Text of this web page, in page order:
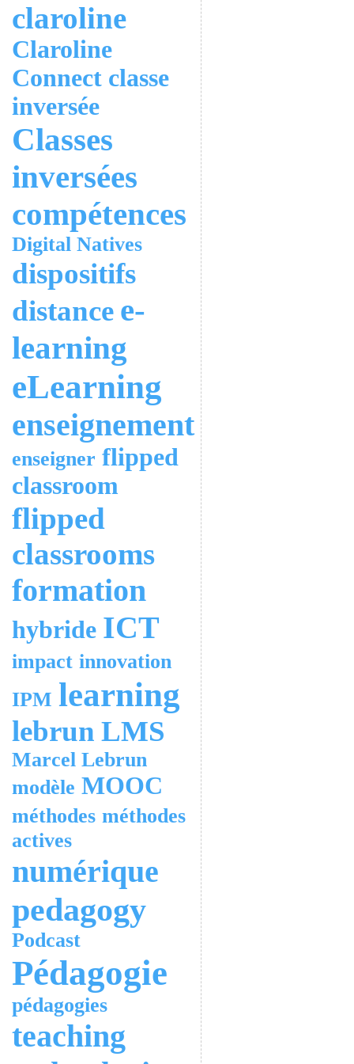
claroline
Claroline
Connect classe
inversée
Classes
inversées
compétences
Digital Natives
dispositifs
distance e-
learning
eLearning
enseignement
enseigner flipped
classroom
flipped
classrooms
formation
hybride ICT
impact innovation
IPM learning
lebrun LMS
Marcel Lebrun
modèle MOOC
méthodes méthodes
actives
numérique
pedagogy
Podcast
Pédagogie
pédagogies
teaching